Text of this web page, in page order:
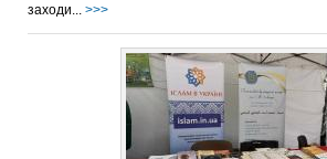
заходи... >>>